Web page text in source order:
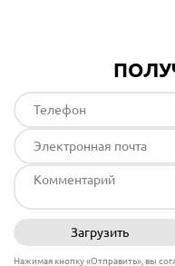
Загрузить
Нажимая кнопку «Отправить», вы